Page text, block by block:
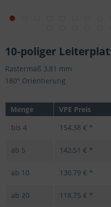
10-poliger
Rastermaß 3,81 mm
180° Orientierung
Menge VPE Preis
bis 4 154,38 € *
ab 5 142,51 € *
ab 10 130,79 € *
ab 20 118,75 € *